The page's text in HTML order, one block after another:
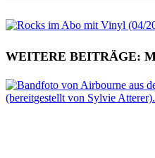
WEITERE BEITRÄGE: